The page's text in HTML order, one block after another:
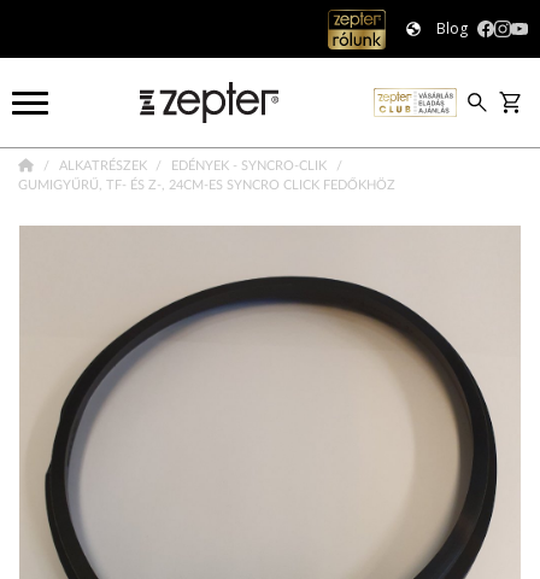
Blog
ALKATRÉSZEK
EDÉNYEK - SYNCRO-CLIK
GUMIGYŰRŰ, TF- ÉS Z-, 24CM-ES SYNCRO CLICK FEDŐKHÖZ